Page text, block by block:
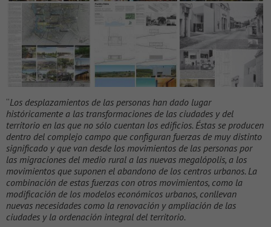
“Los desplazamientos de las personas han dado lugar
históricamente a las transformaciones de las ciudades y del
territorio en las que no sólo cuentan los edificios. Éstas se producen
dentro del complejo campo que configuran fuerzas de muy distinto
significado y que van desde los movimientos de las personas por
las migraciones del medio rural a las nuevas megalópolis, a los
movimientos que suponen el abandono de los centros urbanos. La
combinación de estas fuerzas con otros movimientos, como la
modificación de los modelos económicos urbanos, conllevan
nuevas necesidades como la renovación y ampliación de las
ciudades y la ordenación integral del territorio.